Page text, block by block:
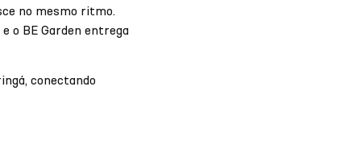
no mesmo ritmo.
o BE Garden entrega
conectando